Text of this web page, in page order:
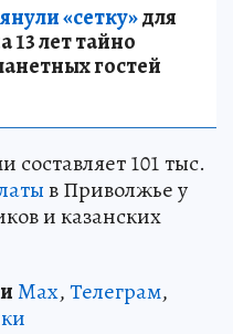
«сетку»для
13 лет тайно
гостей
составляет 101 тыс.
в Приволжье у
и казанских
Max,Телеграм,